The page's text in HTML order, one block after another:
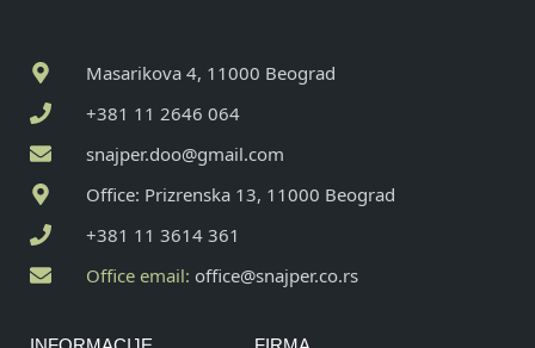
Masarikova 4, 11000 Beograd
+381 11 2646 064
snajper.doo@gmail.com
Office: Prizrenska 13, 11000 Beograd
+381 11 3614 361
Office email: office@snajper.co.rs